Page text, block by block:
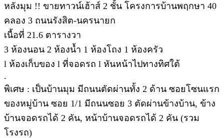
หลังมุม !! ขายทาวน์เฮ้าส์ 2 ชั้น โครงการบ้านพฤกษา 40
คลอง 3 ถนนรังสิต-นครนายก
เนื้อที่ 21.6 ตารางวา
3 ห้องนอน 2 ห้องน้ำ 1 ห้องโถง 1 ห้องครัว
l ห้องเก็บของ l ที่จอดรถ l หันหน้าไปทางทิศใต้
.
พิเศษ : เป็นบ้านมุม มีถนนตัดผ่านทั้ง 2 ด้าน ซอยโซนแรก
ของหมู่บ้าน ซอย 1/1 มีถนนซอย 3 ตัดผ่านข้างบ้าน, ข้าง
บ้านจอดรถได้ 2 คัน, หน้าบ้านจอดรถได้ 2 คัน (รวม
โรงรถ)